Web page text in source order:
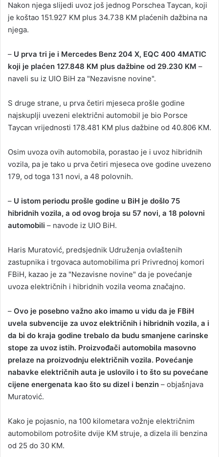
Nakon njega slijedi uvoz još jednog Porschea Taycan, koji
je koštao 151.927 KM plus 34.738 KM plaćenih dažbina na
njega.
– U prva tri je i Mercedes Benz 204 X, EQC 400 4MATIC
koji je plaćen 127.848 KM plus dažbine od 29.230 KM –
naveli su iz UIO BiH za "Nezavisne novine".
S druge strane, u prva četiri mjeseca prošle godine
najskuplji uvezeni električni automobil je bio Porsce
Taycan vrijednosti 178.481 KM plus dažbine od 40.806 KM.
Osim uvoza ovih automobila, porastao je i uvoz hibridnih
vozila, pa je tako u prva četiri mjeseca ove godine uvezeno
179, od toga 131 novi, a 48 polovnih.
– U istom periodu prošle godine u BiH je došlo 75
hibridnih vozila, a od ovog broja su 57 novi, a 18 polovni
automobili – navode iz UIO BiH.
Haris Muratović, predsjednik Udruženja ovlaštenih
zastupnika i trgovaca automobilima pri Privrednoj komori
FBiH, kazao je za "Nezavisne novine" da je povećanje
uvoza električnih i hibridnih vozila veoma značajno.
– Ovo je posebno važno ako imamo u vidu da je FBiH
uvela subvencije za uvoz električnih i hibridnih vozila, a i
da bi do kraja godine trebalo da budu smanjene carinske
stope za uvoz istih. Proizvođači automobila masovno
prelaze na proizvodnju električnih vozila. Povećanje
nabavke električnih auta je uslovilo i to što su povećane
cijene energenata kao što su dizel i benzin – objašnjava
Muratović.
Kako je pojasnio, na 100 kilometara vožnje električnim
automobilom potrošite dvije KM struje, a dizela ili benzina
od 25 do 30 KM.